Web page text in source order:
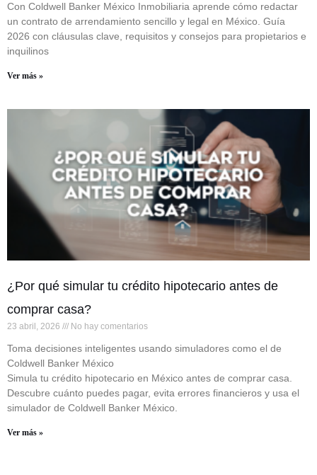
Con Coldwell Banker México Inmobiliaria aprende cómo redactar
un contrato de arrendamiento sencillo y legal en México. Guía
2026 con cláusulas clave, requisitos y consejos para propietarios e
inquilinos
Ver más »
¿Por qué simular tu crédito hipotecario antes de
comprar casa?
23 abril, 2026 No hay comentarios
Toma decisiones inteligentes usando simuladores como el de
Coldwell Banker México
Simula tu crédito hipotecario en México antes de comprar casa.
Descubre cuánto puedes pagar, evita errores financieros y usa el
simulador de Coldwell Banker México.
Ver más »